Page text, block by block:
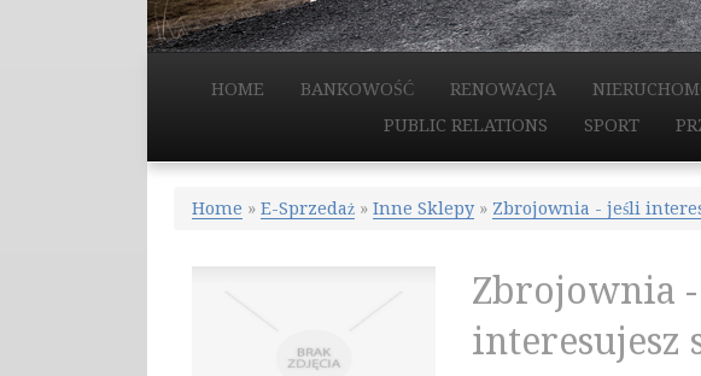
HOME BANKOWOŚĆ RENOWACJA
PUBLIC RELATIONS
SPORT
Home » E-Sprzedaż » Inne Sklepy » Zbrojownia - jeśli
Zbrojownia
interesujesz